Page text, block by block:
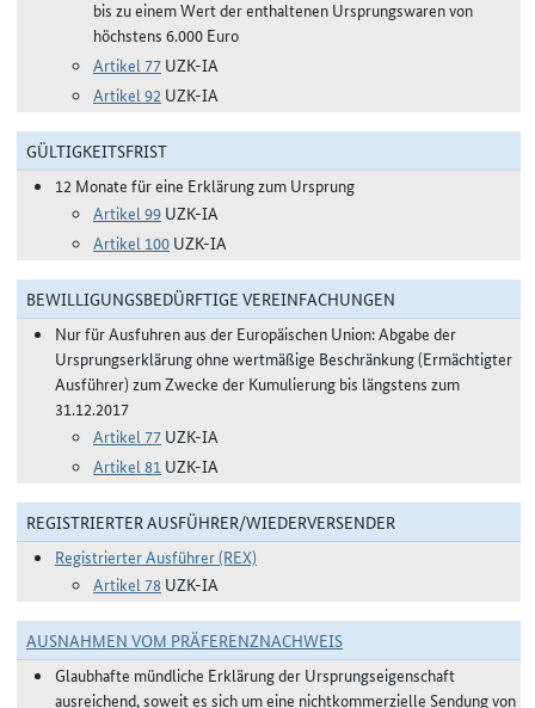
bis zu einem Wert der enthaltenen Ursprungswaren von
höchstens 6.000 Euro
Artikel 77 UZK-IA
Artikel 92 UZK-IA
GÜLTIGKEITSFRIST
12 Monate für eine Erklärung zum Ursprung
Artikel 99 UZK-IA
Artikel 100 UZK-IA
BEWILLIGUNGSBEDÜRFTIGE VEREINFACHUNGEN
Nur für Ausfuhren aus der Europäischen Union: Abgabe der
Ursprungserklärung ohne wertmäßige Beschränkung (Ermächtigter
Ausführer) zum Zwecke der Kumulierung bis längstens zum
31.12.2017
Artikel 77 UZK-IA
Artikel 81 UZK-IA
REGISTRIERTER AUSFÜHRER/WIEDERVERSENDER
Registrierter Ausführer (REX)
Artikel 78 UZK-IA
AUSNAHMEN VOM PRÄFERENZNACHWEIS
Glaubhafte mündliche Erklärung der Ursprungseigenschaft
ausreichend, soweit es sich um eine nichtkommerzielle Sendung von